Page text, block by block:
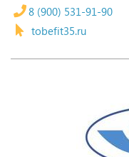
8 (900) 531-91-90
tobefit35.ru